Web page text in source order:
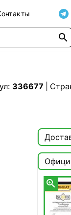

336677

